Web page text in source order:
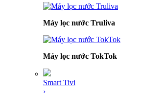
Máy lọc nước Truliva
Máy lọc nước TokTok
Smart Tivi
›